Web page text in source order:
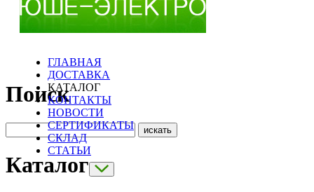
ГЛАВНАЯ
ДОСТАВКА
КАТАЛОГ
КОНТАКТЫ
НОВОСТИ
СЕРТИФИКАТЫ
СКЛАД
СТАТЬИ
Поиск
Каталог